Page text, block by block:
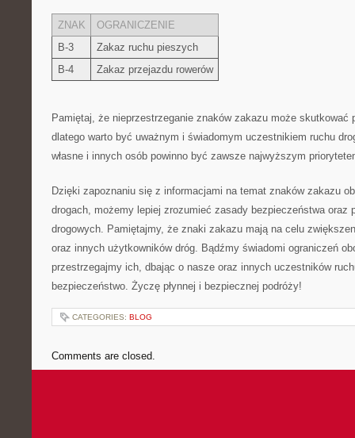
ZNAK
OGRANICZENIE
B-3
Zakaz ruchu pieszych
B-4
Zakaz przejazdu rowerów
Pamiętaj, ⁢że nieprzestrzeganie znaków zakazu ‍może skutkować
‍dlatego warto być uważnym i świadomym uczestnikiem ruchu
własne i innych‍ osób powinno⁤ być zawsze najwyższym
Dzięki zapoznaniu się⁤ z⁤ informacjami na temat znaków zakazu⁢
‍drogach, możemy lepiej zrozumieć zasady bezpieczeństwa oraz
drogowych. Pamiętajmy, że znaki zakazu mają⁣ na ⁣celu
⁢oraz innych użytkowników dróg.⁢ Bądźmy świadomi ograniczeń
przestrzegajmy ich, dbając o nasze oraz ‍innych uczestników
bezpieczeństwo. Życzę płynnej i bezpiecznej podróży!
CATEGORIES: BLOG
Comments are closed.